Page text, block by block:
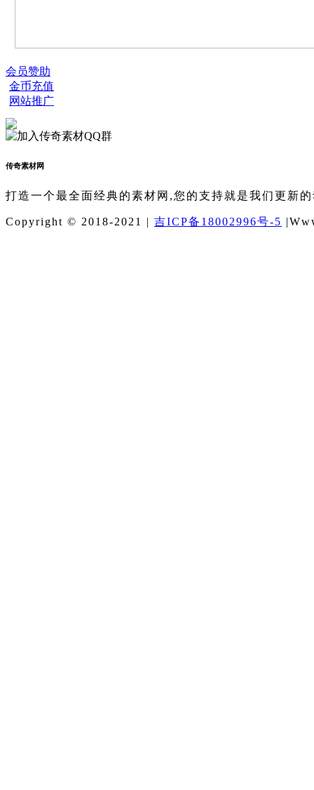
会员赞助
金币充值
网站推广
传奇素材网
打造一个最全面经典的素材网,您的支持就是我们更新
Copyright © 2018-2021 | 吉ICP备18002996号-5